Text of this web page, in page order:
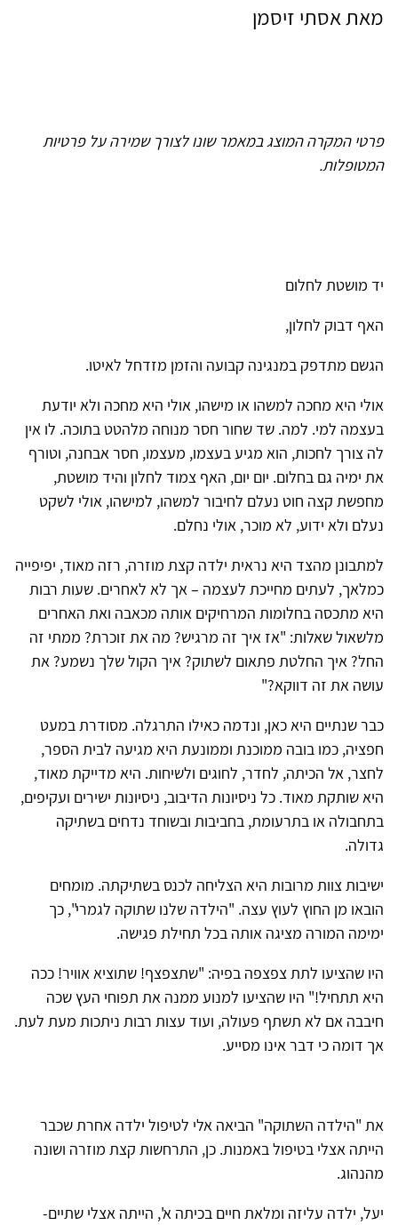
מאת אסתי זיסמן
פרטי המקרה המוצג במאמר שונו לצורך שמירה על פרטיות
המטופלות.
יד מושטת לחלום
האף דבוק לחלון,
הגשם מתדפק במנגינה קבועה והזמן מזדחל לאיטו.
אולי היא מחכה למשהו או מישהו, אולי היא מחכה ולא יודעת
בעצמה למי. למה. שד שחור חסר מנוחה מלהטט בתוכה. לו אין
לה צורך לחכות, הוא מגיע בעצמו, מעצמו, חסר אבחנה, וטורף
את ימיה גם בחלום. יום יום, האף צמוד לחלון והיד מושטת,
מחפשת קצה חוט נעלם לחיבור למשהו, למישהו, אולי לשקט
נעלם ולא ידוע, לא מוכר, אולי נחלם.
למתבונן מהצד היא נראית ילדה קצת מוזרה, רזה מאוד, יפיפייה
כמלאך, לעתים מחייכת לעצמה – אך לא לאחרים. שעות רבות
היא מתכסה בחלומות המרחיקים אותה מכאבה ואת האחרים
מלשאול שאלות: "אז איך זה מרגיש? מה את זוכרת? ממתי זה
החל? איך החלטת פתאום לשתוק? איך הקול שלך נשמע? את
עושה את זה דווקא?"
כבר שנתיים היא כאן, ונדמה כאילו התרגלה. מסודרת במעט
חפציה, כמו בובה ממוכנת וממונעת היא מגיעה לבית הספר,
לחצר, אל הכיתה, לחדר, לחוגים ולשיחות. היא מדייקת מאוד,
היא שותקת מאוד. כל ניסיונות הדיבוב, ניסיונות ישירים ועקיפים,
בתחבולה או בתרעומת, בחביבות ובשוחד נדחים בשתיקה
גדולה.
ישיבות צוות מרובות היא הצליחה לכנס בשתיקתה. מומחים
הובאו מן החוץ לעוץ עצה. "הילדה שלנו שתוקה לגמרי", כך
ימימה המורה מציגה אותה בכל תחילת פגישה.
היו שהציעו לתת צפצפה בפיה: "שתצפצף! שתוציא אוויר! ככה
היא תתחיל!" היו שהציעו למנוע ממנה את תפוחי העץ שכה
חיבבה אם לא תשתף פעולה, ועוד עצות רבות ניתכות מעת לעת.
אך דומה כי דבר אינו מסייע.
את "הילדה השתוקה" הביאה אלי לטיפול ילדה אחרת שכבר
הייתה אצלי בטיפול באמנות. כן, התרחשות קצת מוזרה ושונה
מהנהוג.
יעל, ילדה עליזה ומלאת חיים בכיתה א', הייתה אצלי שתיים-